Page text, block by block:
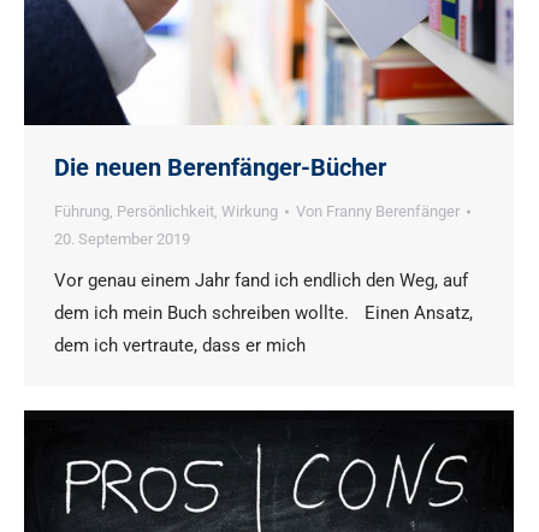
Die neuen Berenfänger-Bücher
Führung, Persönlichkeit, Wirkung Von Franny Berenfänger
20. September 2019
Vor genau einem Jahr fand ich endlich den Weg, auf
dem ich mein Buch schreiben wollte. Einen Ansatz,
dem ich vertraute, dass er mich